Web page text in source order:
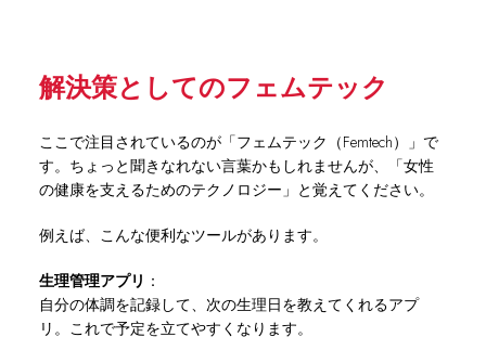
解決策としてのフェムテック
ここで注目されているのが「フェムテック（Femtech）」で
す。ちょっと聞きなれない言葉かもしれませんが、「女性
の健康を支えるためのテクノロジー」と覚えてください。
例えば、こんな便利なツールがあります。
生理管理アプリ ：
自分の体調を記録して、次の生理日を教えてくれるアプ
リ。これで予定を立てやすくなります。